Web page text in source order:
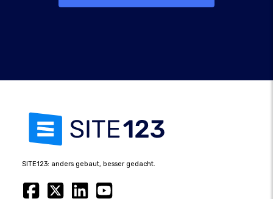
SITE123: anders gebaut, besser gedacht.